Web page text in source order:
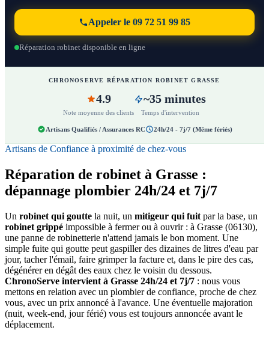
Appeler le 09 72 51 99 85
Réparation robinet disponible en ligne
CHRONOSERVE RÉPARATION ROBINET GRASSE
4.9
Note moyenne des clients
~35 minutes
Temps d'intervention
Artisans Qualifiés / Assurances RC 24h/24 - 7j/7 (Même fériés)
Artisans de Confiance à proximité de chez-vous
Réparation de robinet à Grasse :
dépannage plombier 24h/24 et 7j/7
Un robinet qui goutte la nuit, un mitigeur qui fuit par la base, un
robinet grippé impossible à fermer ou à ouvrir : à Grasse (06130),
une panne de robinetterie n'attend jamais le bon moment. Une
simple fuite qui goutte peut gaspiller des dizaines de litres d'eau par
jour, tacher l'émail, faire grimper la facture et, dans le pire des cas,
dégénérer en dégât des eaux chez le voisin du dessous.
ChronoServe intervient à Grasse 24h/24 et 7j/7 : nous vous
mettons en relation avec un plombier de confiance, proche de chez
vous, avec un prix annoncé à l'avance. Une éventuelle majoration
(nuit, week-end, jour férié) vous est toujours annoncée avant le
déplacement.